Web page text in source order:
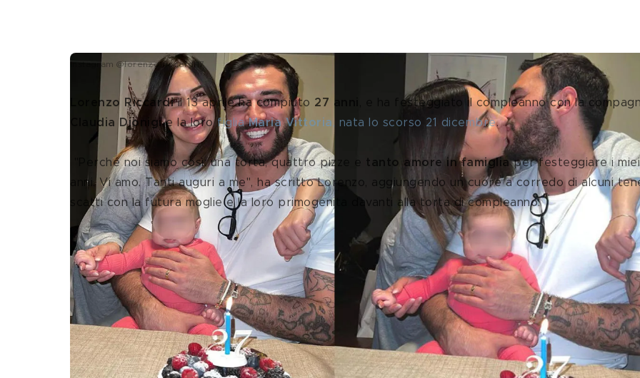
Instagram @lorenzo.riccardi17
Lorenzo Riccardi il 13 aprile ha compiuto 27 anni
e ha festeggiato il compleanno con la
Claudia Dionigi e la loro figlia Maria Vittoria, nata lo scorso 21 dicembre.
"Perché noi siamo così: una torta, quattro pizze e tanto amore in famiglia per festeggiare i miei
anni. Vi amo. Tanti auguri a me", ha scritto Lorenzo, aggiungendo un cuore a corredo di alcuni
scatti con la futura moglie e la loro primogenita davanti alla torta di compleanno.